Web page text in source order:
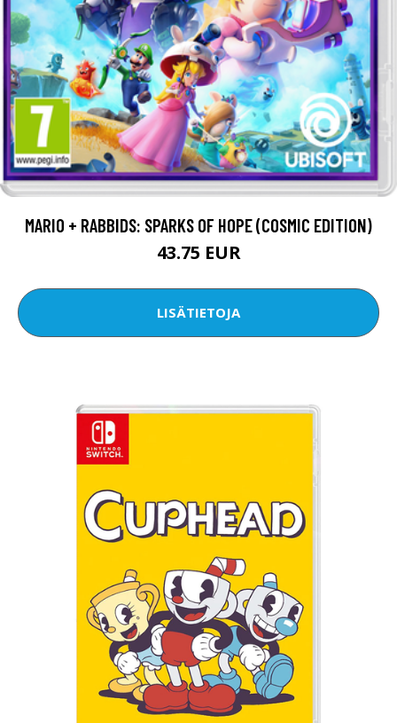
MARIO + RABBIDS: SPARKS OF HOPE (COSMIC EDITION)
43.75 EUR
LISÄTIETOJA